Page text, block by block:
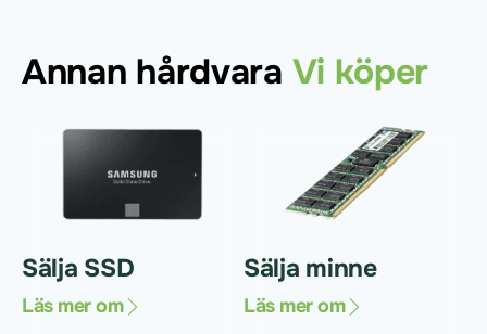
Annan hårdvara Vi köper
Sälja SSD
Läs mer om
Sälja minne
Läs mer om